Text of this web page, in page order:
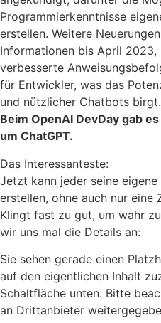
Programmierkenntnisse
erstellen. Weitere
Informationen bis April 2023,
verbesserte
für Entwickler, was das
und nützlicher Chatbots birgt.
Beim OpenAI DevDay gab
um ChatGPT.
Das Interessanteste:
Jetzt kann jeder seine
erstellen, ohne auch nur eine
Klingt fast zu gut, um wahr
wir uns mal die Details an:
Sie sehen gerade einen
auf den eigentlichen Inhalt
Schaltfläche unten. Bitte
an Drittanbieter